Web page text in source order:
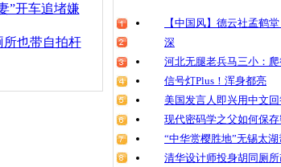
魂
夫妻吵
相举
”开车追堵嫌
所也带自拍杆
【中国风】德云社孟鹤
深
河北无腿老兵马三小：
信号灯Plus！浑身都亮
美国发言人即兴用中文
现代密码学之父如何保
“中华赏樱胜地”无锡太
清华设计师投身胡同厕所